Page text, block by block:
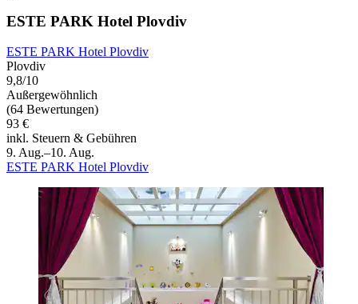
ESTE PARK Hotel Plovdiv
ESTE PARK Hotel Plovdiv
Plovdiv
9,8/10
Außergewöhnlich
(64 Bewertungen)
93 €
inkl. Steuern & Gebühren
9. Aug.–10. Aug.
ESTE PARK Hotel Plovdiv